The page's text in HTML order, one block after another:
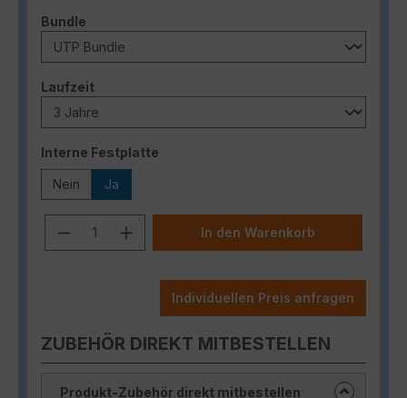
Bundle
Laufzeitauswählen
Interne Festplatte
Nein Ja
Produkt Anzahl: Gib den
In den Warenkorb
Individuellen Preis anfragen
ZUBEHÖR DIREKT MITBESTELLEN
Produkt-Zubehör direkt mitbestellen